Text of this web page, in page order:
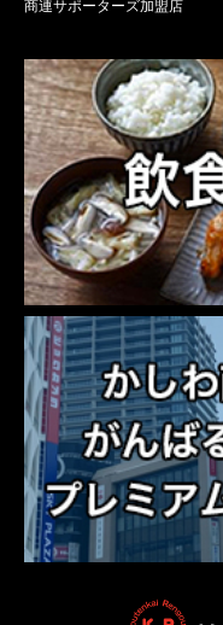
商連サポーターズ加盟店